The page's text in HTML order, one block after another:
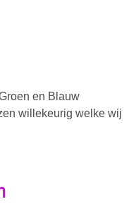
en Blauw
willekeurig welke wij